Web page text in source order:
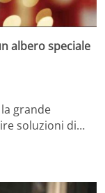
albero speciale
grande
soluzioni di…